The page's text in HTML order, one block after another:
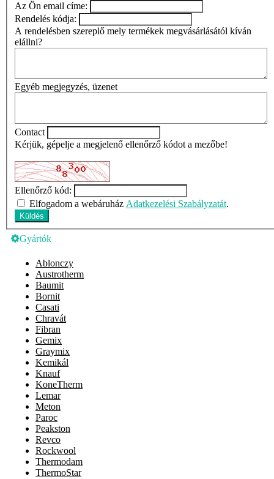
Az Ön email címe:
Rendelés kódja:
A rendelésben szereplő mely termékek megvásárlásától kíván
elállni?
Egyéb megjegyzés, üzenet
Contact
Kérjük, gépelje a megjelenő ellenőrző kódot a mezőbe!
Ellenőrző kód:
Elfogadom a webáruház Adatkezelési Szabályzatát.
Gyártók
Ablonczy
Austrotherm
Baumit
Bornit
Casati
Chravát
Fibran
Gemix
Graymix
Kemikál
Knauf
KoneTherm
Lemar
Meton
Paroc
Peakston
Revco
Rockwool
Thermodam
ThermoStar